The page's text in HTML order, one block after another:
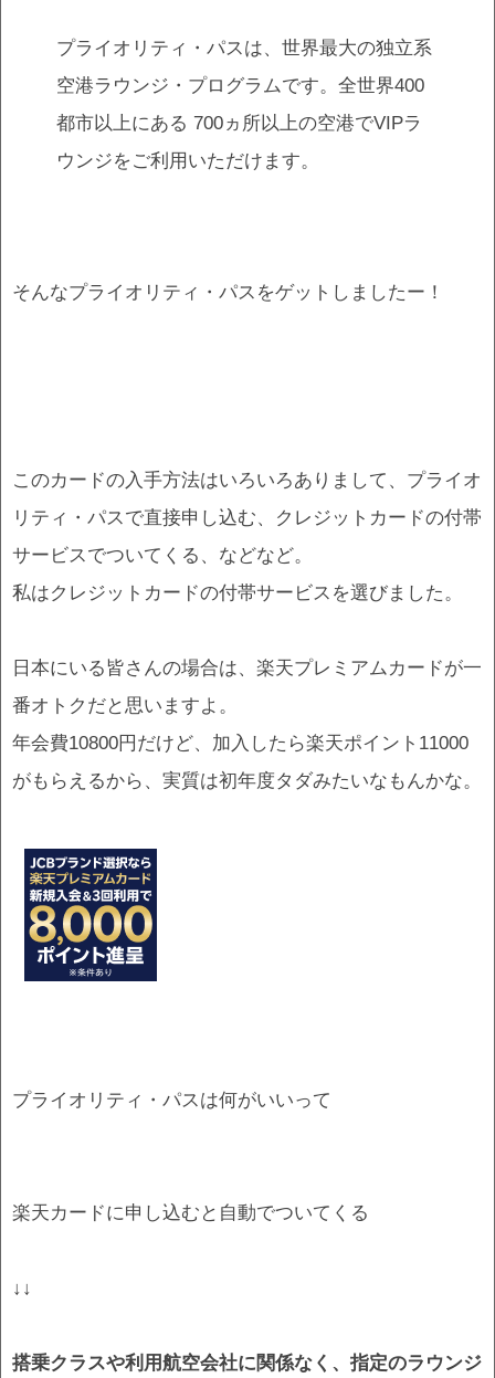
プライオリティ・パスは、世界最大の独立系
空港ラウンジ・プログラムです。全世界400
都市以上にある 700ヵ所以上の空港でVIPラ
ウンジをご利用いただけます。
そんなプライオリティ・パスをゲットしましたー！
このカードの入手方法はいろいろありまして、プライオ
リティ・パスで直接申し込む、クレジットカードの付帯
サービスでついてくる、などなど。
私はクレジットカードの付帯サービスを選びました。
日本にいる皆さんの場合は、楽天プレミアムカードが一
番オトクだと思いますよ。
年会費10800円だけど、加入したら楽天ポイント11000
がもらえるから、実質は初年度タダみたいなもんかな。
プライオリティ・パスは何がいいって
楽天カードに申し込むと自動でついてくる
↓↓
搭乗クラスや利用航空会社に関係なく、指定のラウンジ